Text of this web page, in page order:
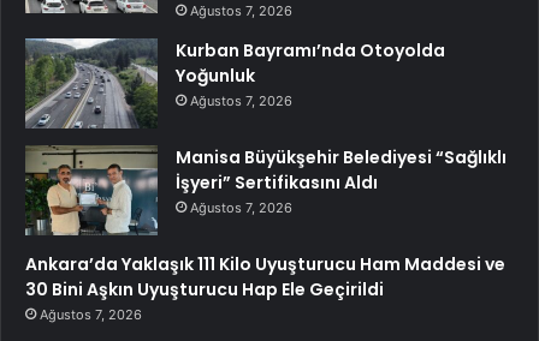
Ağustos 7, 2026
Kurban Bayramı’nda Otoyolda
Yoğunluk
Ağustos 7, 2026
Manisa Büyükşehir Belediyesi “Sağlıklı
İşyeri” Sertifikasını Aldı
Ağustos 7, 2026
Ankara’da Yaklaşık 111 Kilo Uyuşturucu Ham Maddesi ve
30 Bini Aşkın Uyuşturucu Hap Ele Geçirildi
Ağustos 7, 2026